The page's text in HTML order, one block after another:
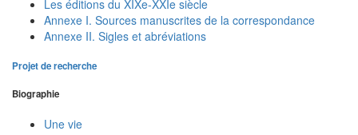
Les éditions du XIXe-XXIe siècle
Annexe I. Sources manuscrites de la correspondance
Annexe II. Sigles et abréviations
Projet de recherche
Biographie
Une vie